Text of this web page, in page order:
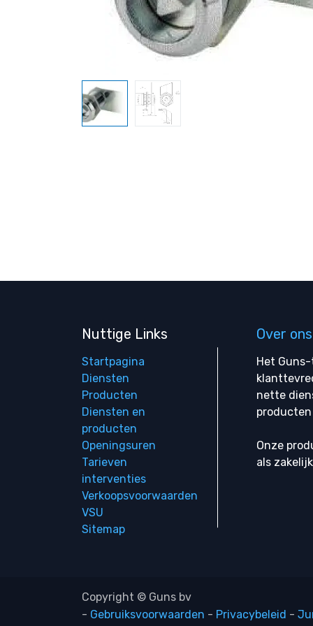
Nuttige Links
Startpagina
Diensten
Producten
Diensten en
producten
Openingsuren
Tarieven
interventies
Verkoopsvoorwaarden
VSU
Sitemap
Over ons
Het
nette
Onze
als
Copyright © Guns bv
- Gebruiksvoorwaarden - Privacybeleid -